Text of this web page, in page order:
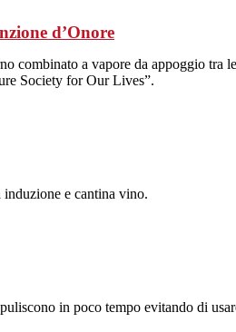
d’Onore
a vapore da appoggio tra
Society for Our Lives”.
e cantina vino.
in poco tempo evitando di